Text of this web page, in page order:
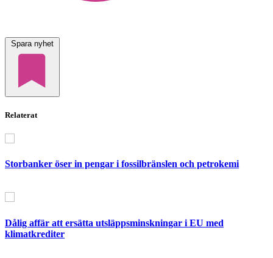
Spara nyhet
Relaterat
Storbanker öser in pengar i fossilbränslen och petrokemi
Dålig affär att ersätta utsläppsminskningar i EU med
klimatkrediter